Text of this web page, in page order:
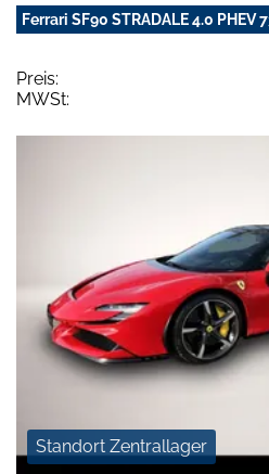
Ferrari SF90 STRADALE 4.0 PHEV
Preis:
MWSt:
Standort Zentrallager